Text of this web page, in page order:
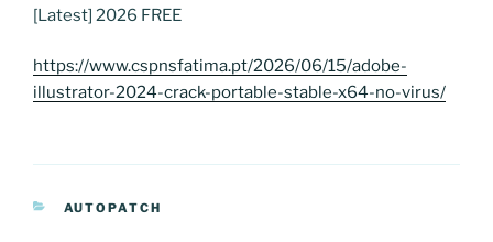
[Latest] 2026 FREE
https://www.cspnsfatima.pt/2026/06/15/adobe-
illustrator-2024-crack-portable-stable-x64-no-virus/
CATEGORIAS
AUTOPATCH